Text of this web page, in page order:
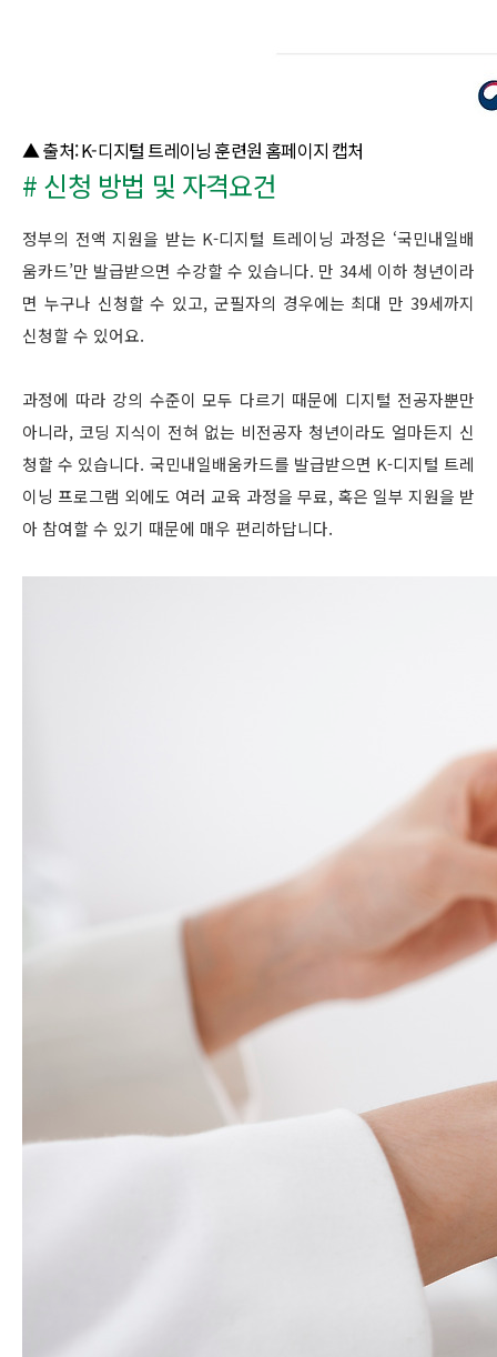
▲ 출처: K-디지털 트레이닝 훈련원 홈페이지 캡처
# 신청 방법 및 자격요건
정부의 전액 지원을 받는 K-디지털 트레이닝 과정은 ‘국민내일배
움카드’만 발급받으면 수강할 수 있습니다. 만 34세 이하 청년이라
면 누구나 신청할 수 있고, 군필자의 경우에는 최대 만 39세까지
신청할 수 있어요.
과정에 따라 강의 수준이 모두 다르기 때문에 디지털 전공자뿐만
아니라, 코딩 지식이 전혀 없는 비전공자 청년이라도 얼마든지 신
청할 수 있습니다. 국민내일배움카드를 발급받으면 K-디지털 트레
이닝 프로그램 외에도 여러 교육 과정을 무료, 혹은 일부 지원을 받
아 참여할 수 있기 때문에 매우 편리하답니다.